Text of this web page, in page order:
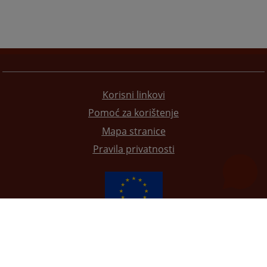
Korisni linkovi
Pomoć za korištenje
Mapa stranice
Pravila privatnosti